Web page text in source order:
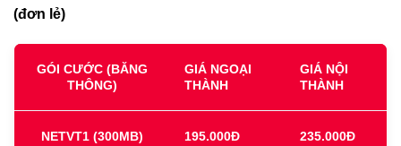
(đơn lẻ)
GÓI CƯỚC (BĂNG
THÔNG)
GIÁ NGOẠI
THÀNH
GIÁ NỘI
THÀNH
NETVT1 (300MB) 195.000Đ 235.000Đ